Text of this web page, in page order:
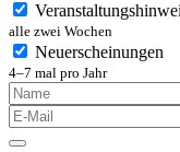
alle zwei Wochen
Neuerscheinungen
4–7 mal pro Jahr